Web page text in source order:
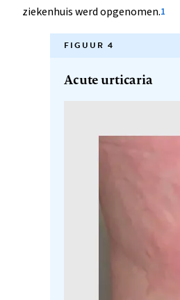
ziekenhuis werd opgenomen.1
FIGUUR 4
Acute urticaria